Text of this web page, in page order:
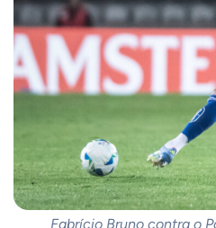
Fabrício Bruno contra o